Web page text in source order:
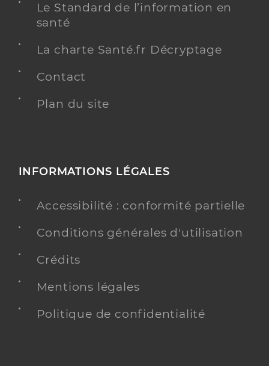
Le Standard de l’information en
santé
La charte Santé.fr Décryptage
Contact
Plan du site
INFORMATIONS LÉGALES
Accessibilité : conformité partielle
Conditions générales d'utilisation
Crédits
Mentions légales
Politique de confidentialité